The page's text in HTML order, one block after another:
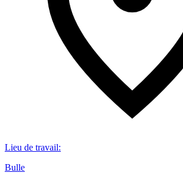
Lieu de travail:
Bulle